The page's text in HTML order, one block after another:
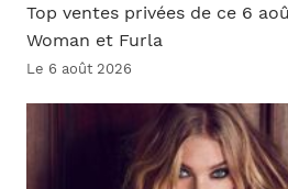
Top ventes privées de ce 6
Woman et Furla
Le 6 août 2026